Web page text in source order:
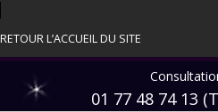
RETOUR L’ACCUEIL DU SITE
01 77 48 74 13